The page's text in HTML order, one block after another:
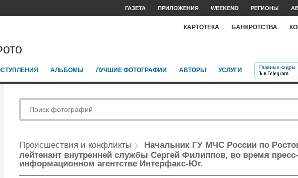
ГАЗЕТА ПРИЛОЖЕНИЯ WEEKEND РЕГИОНЫ
КАРТОТЕКА БАНКРОТСТВА
АЛЬБОМЫ ЛУЧШИЕ ФОТОГРАФИИ АВТОРЫ УСЛУГИ
Происшествия и конфликты
Начальник ГУ МЧС России по
лейтенант внутренней службы Сергей Филиппов, во время
информационном агентстве Интерфакс-Юг.